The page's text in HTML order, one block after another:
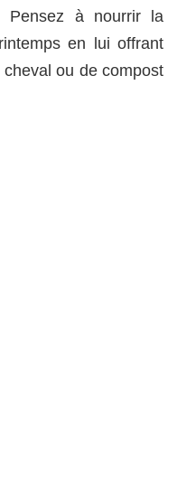
Pensez à nourrir la
en lui offrant
ou de compost